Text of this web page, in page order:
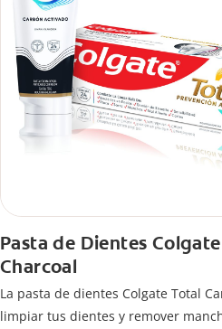
Pasta de Dientes
Charcoal
La pasta de dientes Colgate Total
limpiar tus dientes y remover